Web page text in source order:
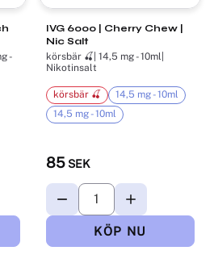
-
IVG 6000 | Cherry Chew |
Nic Salt
körsbär 🍒| 14,5 mg - 10ml|
Nikotinsalt
85 SEK
körsbär 🍒
14,5 mg - 10ml
14,5 mg - 10ml